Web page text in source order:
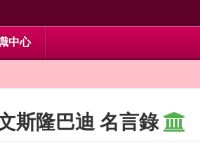
中心
斯隆巴迪 名言錄